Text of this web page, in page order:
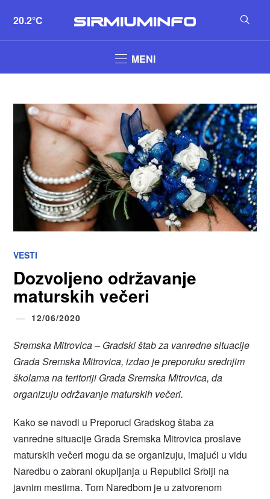
20.2°C
MENI
VESTI
Dozvoljeno održavanje
maturskih večeri
12/06/2020
Sremska Mitrovica – Gradski štab za vanredne situacije
Grada Sremska Mitrovica, izdao je preporuku srednjim
školama na teritoriji Grada Sremska Mitrovica, da
organizuju održavanje maturskih večeri.
Kako se navodi u Preporuci Gradskog štaba za
vanredne situacije Grada Sremska Mitrovica proslave
maturskih večeri mogu da se organizuju, imajući u vidu
Naredbu o zabrani okupljanja u Republici Srbiji na
javnim mestima. Tom Naredbom je u zatvorenom